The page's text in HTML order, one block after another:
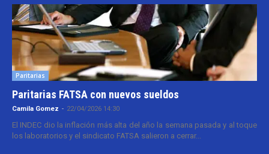
Paritarias
Paritarias FATSA con nuevos sueldos
Camila Gomez - 22/04/2026 14:30
El INDEC dio la inflación más alta del año la semana pasada y al toque
los laboratorios y el sindicato FATSA salieron a cerrar...